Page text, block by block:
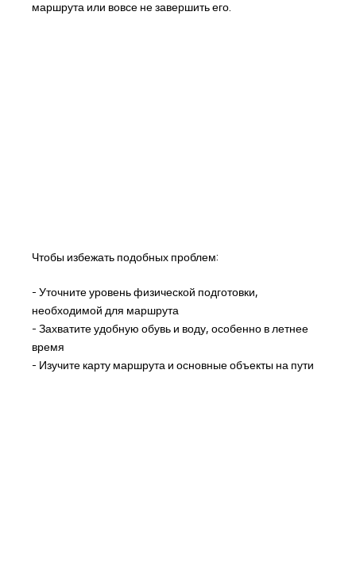
маршрута или вовсе не завершить его.
Чтобы избежать подобных проблем:
- Уточните уровень физической подготовки,
необходимой для маршрута
- Захватите удобную обувь и воду, особенно в летнее
время
- Изучите карту маршрута и основные объекты на пути